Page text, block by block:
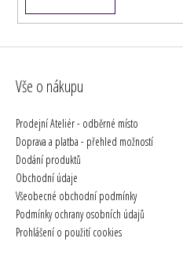
Vše o nákupu
Prodejní Ateliér - odběrné místo
Doprava a platba - přehled možností
Dodání produktů
Obchodní údaje
Všeobecné obchodní podmínky
Podmínky ochrany osobních údajů
Prohlášení o použití cookies